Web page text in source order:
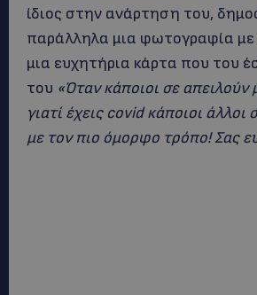
ίδιος στην ανάρτηση του,
παράλληλα μια φωτογραφία με
μια ευχητήρια κάρτα που του
του «Όταν κάποιοι σε απειλούν
γιατί έχεις covid κάποιοι άλλοι
με τον πιο όμορφο τρόπο! Σας